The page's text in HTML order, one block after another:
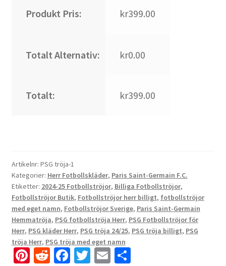
Produkt Pris: kr399.00
Totalt Alternativ: kr0.00
Totalt: kr399.00
Artikelnr: PSG tröja-1
Kategorier: Herr Fotbollskläder, Paris Saint-Germain F.C.
Etiketter: 2024-25 Fotbollströjor, Billiga Fotbollströjor,
Fotbollströjor Butik, Fotbollströjor herr billigt, fotbollströjor
med eget namn, Fotbollströjor Sverige, Paris Saint-Germain
Hemmatröja, PSG fotbollströja Herr, PSG Fotbollströjor för
Herr, PSG kläder Herr, PSG tröja 24/25, PSG tröja billigt, PSG
tröja Herr, PSG tröja med eget namn
Pi R Fa T E D